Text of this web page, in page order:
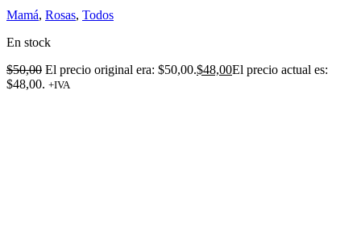
Mamá, Rosas, Todos
En stock
$50,00 El precio original era: $50,00.$48,00El precio actual es:
$48,00. +IVA